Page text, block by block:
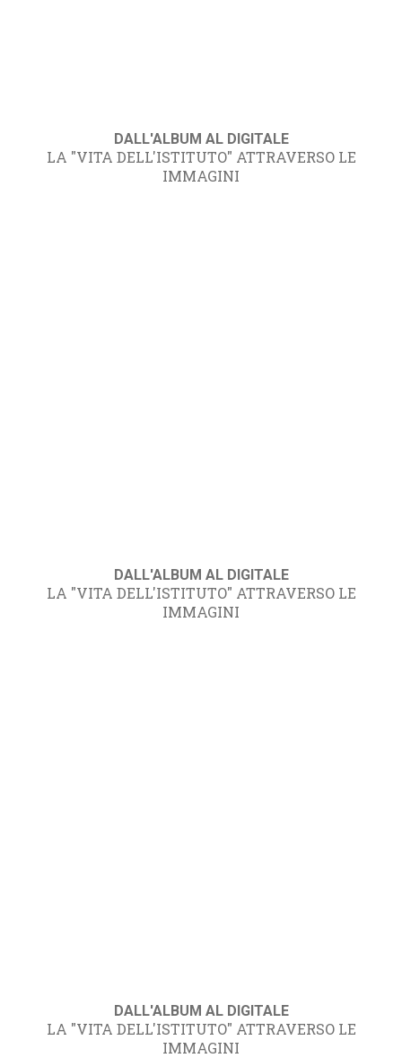
DALL'ALBUM AL DIGITALE
LA "VITA DELL'ISTITUTO" ATTRAVERSO LE
IMMAGINI
DALL'ALBUM AL DIGITALE
LA "VITA DELL'ISTITUTO" ATTRAVERSO LE
IMMAGINI
DALL'ALBUM AL DIGITALE
LA "VITA DELL'ISTITUTO" ATTRAVERSO LE
IMMAGINI